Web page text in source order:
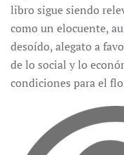
libro sigue siendo
como un elocuente,
desoído, alegato a
de lo social y lo
condiciones para el